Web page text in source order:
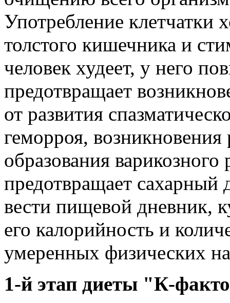
Употребление клетчатки
толстого кишечника и
человек худеет, у него
предотвращает
от развития
геморроя, возникновения
образования
предотвращает сахарный
вести пищевой дневник,
его калорийность и
умеренных физических
1-й этап диеты "К-